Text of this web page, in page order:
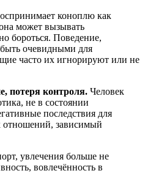
коноплю как
может вызывать
бороться. Поведение,
очевидными для
часто их игнорируют или не
потеря контроля. Человек
не в состоянии
последствия для
отношений, зависимый
увлечения больше не
вовлечённость в